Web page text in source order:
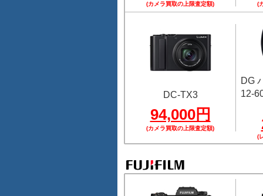
(カメラ買取の上限査定額) (
DC-TX3
94,000円
(カメラ買取の上限査定額)
DG
12-
(